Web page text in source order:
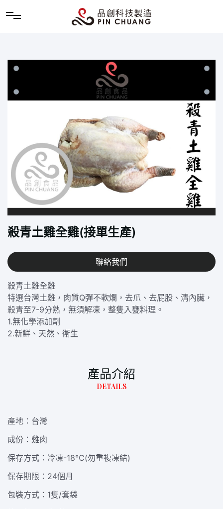
殺青土雞全雞(接單生產)
聯絡我們
殺青土雞全雞
特選台灣土雞，肉質Q彈不軟爛，去爪、去屁股、清內臟，
殺青至7-9分熟，無須解凍，整隻入甕料理。
1.無化學添加劑
2.新鮮、天然、衛生
產品介紹
DETAILS
產地：台灣
成份：雞肉
保存方式：冷凍-18℃(勿重複凍結)
保存期限：24個月
包裝方式：1隻/套袋